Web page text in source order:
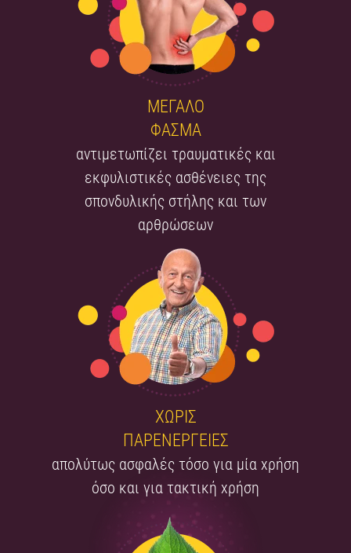
ΜΕΓΑΛΟ
ΦΑΣΜΑ
αντιμετωπίζει τραυματικές και
εκφυλιστικές ασθένειες της
σπονδυλικής στήλης και των
αρθρώσεων
ΧΩΡΙΣ
ΠΑΡΕΝΕΡΓΕΙΕΣ
απολύτως ασφαλές τόσο για μία χρήση
όσο και για τακτική χρήση